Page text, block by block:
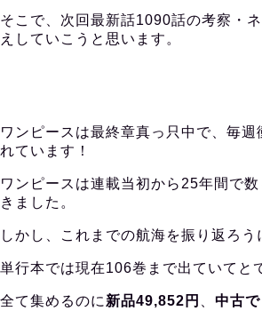
そこで、次回最新話1090話の考察・
えしていこうと思います。
ワンピースは最終章真っ只中で、毎週
れています！
ワンピースは連載当初から25年間で
きました。
しかし、これまでの航海を振り返ろう
単行本では現在106巻まで出ていてと
全て集めるのに 新品49,852円 中古